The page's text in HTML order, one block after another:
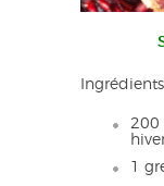
Ingrédients
200
1